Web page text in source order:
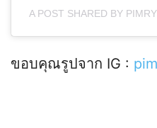
A POST SHARED BY
ขอบคุณรูปจาก IG :